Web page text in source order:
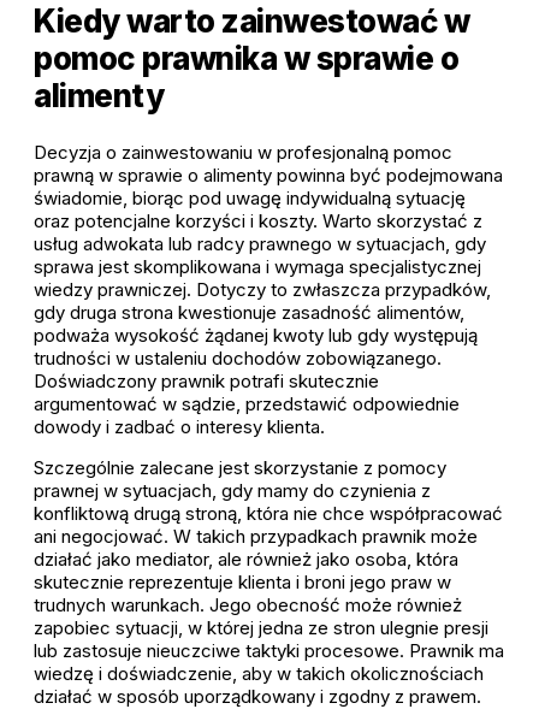
Kiedy warto zainwestować w
pomoc prawnika w sprawie o
alimenty
Decyzja o zainwestowaniu w profesjonalną pomoc
prawną w sprawie o alimenty powinna być podejmowana
świadomie, biorąc pod uwagę indywidualną sytuację
oraz potencjalne korzyści i koszty. Warto skorzystać z
usług adwokata lub radcy prawnego w sytuacjach, gdy
sprawa jest skomplikowana i wymaga specjalistycznej
wiedzy prawniczej. Dotyczy to zwłaszcza przypadków,
gdy druga strona kwestionuje zasadność alimentów,
podważa wysokość żądanej kwoty lub gdy występują
trudności w ustaleniu dochodów zobowiązanego.
Doświadczony prawnik potrafi skutecznie
argumentować w sądzie, przedstawić odpowiednie
dowody i zadbać o interesy klienta.
Szczególnie zalecane jest skorzystanie z pomocy
prawnej w sytuacjach, gdy mamy do czynienia z
konfliktową drugą stroną, która nie chce współpracować
ani negocjować. W takich przypadkach prawnik może
działać jako mediator, ale również jako osoba, która
skutecznie reprezentuje klienta i broni jego praw w
trudnych warunkach. Jego obecność może również
zapobiec sytuacji, w której jedna ze stron ulegnie presji
lub zastosuje nieuczciwe taktyki procesowe. Prawnik ma
wiedzę i doświadczenie, aby w takich okolicznościach
działać w sposób uporządkowany i zgodny z prawem.